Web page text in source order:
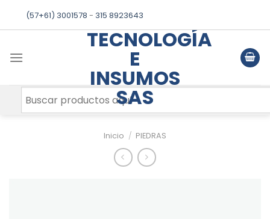
(57+61) 3001578 - 315 8923643
TECNOLOGÍA
E
INSUMOS
SAS
Inicio / PIEDRAS